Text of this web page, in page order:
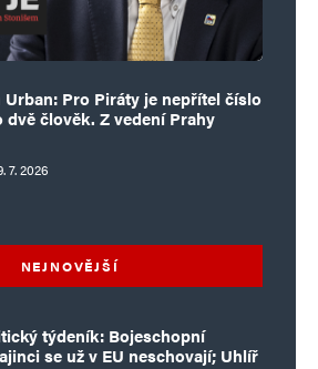
Urban: Pro Piráty je nepřítel číslo
dvě člověk. Z vedení Prahy
7. 2026
NEJNOVĚJŠÍ
týdeník: Bojeschopní
se už v EU neschovají; Uhlíř